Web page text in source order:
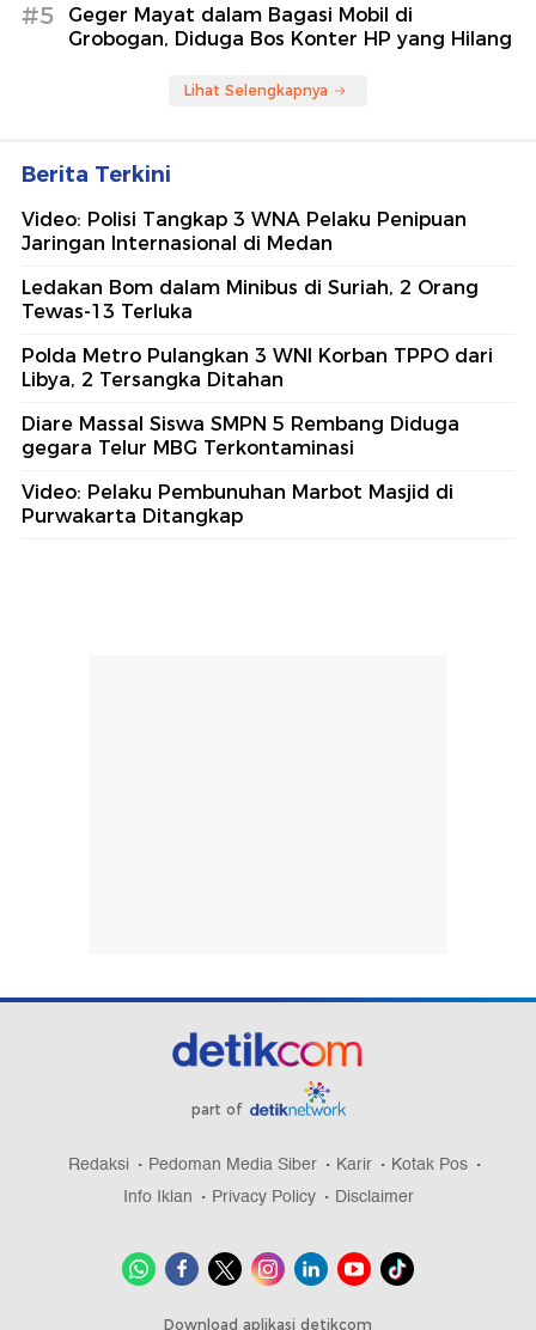
#5
Geger Mayat dalam Bagasi Mobil di
Grobogan, Diduga Bos Konter HP yang Hilang
Lihat Selengkapnya
Berita Terkini
Video: Polisi Tangkap 3 WNA Pelaku Penipuan
Jaringan Internasional di Medan
Ledakan Bom dalam Minibus di Suriah, 2 Orang
Tewas-13 Terluka
Polda Metro Pulangkan 3 WNI Korban TPPO dari
Libya, 2 Tersangka Ditahan
Diare Massal Siswa SMPN 5 Rembang Diduga
gegara Telur MBG Terkontaminasi
Video: Pelaku Pembunuhan Marbot Masjid di
Purwakarta Ditangkap
part of
Redaksi Pedoman Media Siber Karir
Kotak Pos
Info Iklan
Privacy Policy Disclaimer
Download aplikasi detikcom